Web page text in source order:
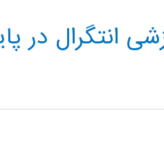
انتگرال در